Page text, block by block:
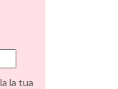
la tua